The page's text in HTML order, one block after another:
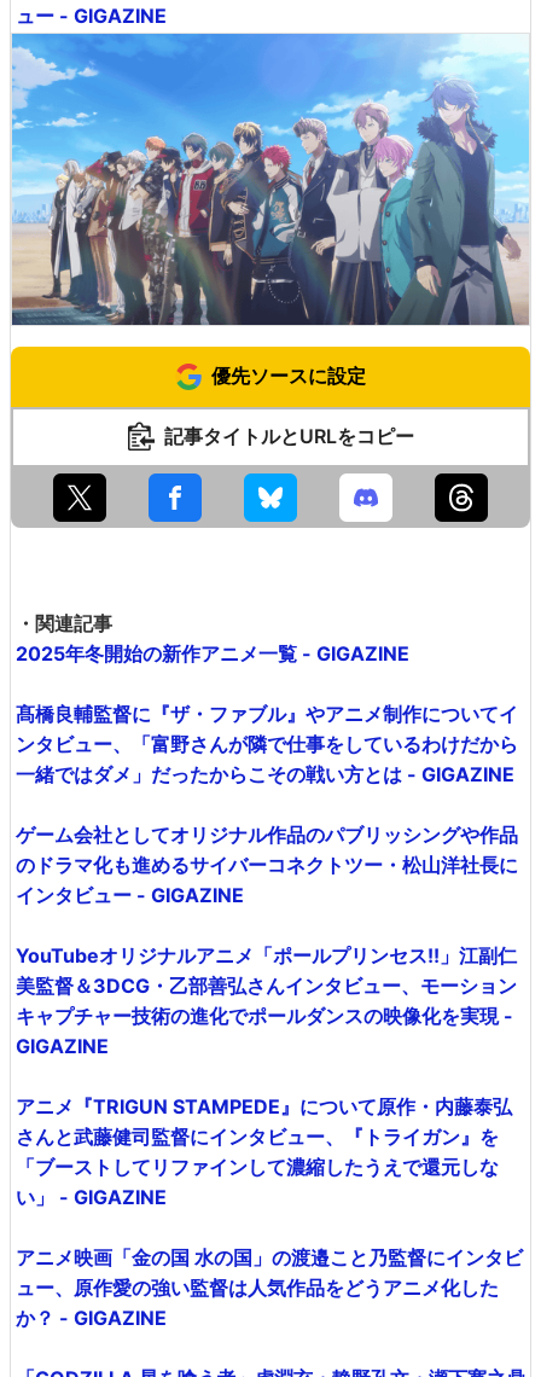
ュー - GIGAZINE
優先ソースに設定
記事タイトルとURLをコピー
・関連記事
2025年冬開始の新作アニメ一覧 - GIGAZINE
髙橋良輔監督に『ザ・ファブル』やアニメ制作についてイ
ンタビュー、「富野さんが隣で仕事をしているわけだから
一緒ではダメ」だったからこその戦い方とは - GIGAZINE
ゲーム会社としてオリジナル作品のパブリッシングや作品
のドラマ化も進めるサイバーコネクトツー・松山洋社長に
インタビュー - GIGAZINE
YouTubeオリジナルアニメ「ポールプリンセス!!」江副仁
美監督＆3DCG・乙部善弘さんインタビュー、モーション
キャプチャー技術の進化でポールダンスの映像化を実現 -
GIGAZINE
アニメ『TRIGUN STAMPEDE』について原作・内藤泰弘
さんと武藤健司監督にインタビュー、『トライガン』を
「ブーストしてリファインして濃縮したうえで還元しな
い」 - GIGAZINE
アニメ映画「金の国 水の国」の渡邉こと乃監督にインタビ
ュー、原作愛の強い監督は人気作品をどうアニメ化した
か？ - GIGAZINE